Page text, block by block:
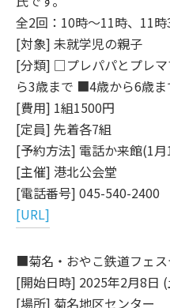
全2回：10時～11時、11
[対象] 未就学児の親子
[分類] □プレパパとプレ
ら3歳まで ■4歳から6歳ま
[費用] 1組1500円
[定員] 先着各7組
[予約方法] 電話か来館(1
[主催] 港北公会堂
[電話番号] 045-540-2400
[URL]
■菊名・おやこ鉄道フェス
[開始日時] 2025年2月8日
[場所] 菊名地区センター